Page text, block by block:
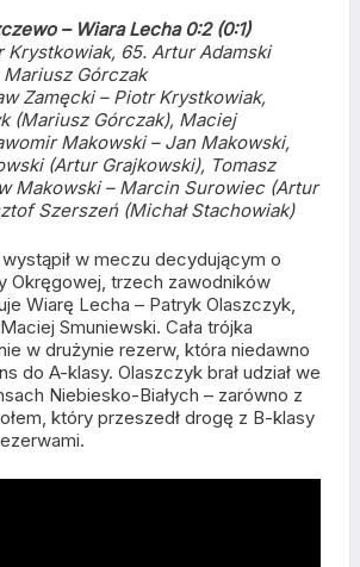
– Wiara Lecha 0:2 (0:1)
65. Artur Adamski
Górczak
Zamęcki – Piotr Krystkowiak,
(Mariusz Górczak), Maciej
Makowski – Jan Makowski,
(Artur Grajkowski), Tomasz
Makowski – Marcin Surowiec (Artur
Szerszeń (Michał Stachowiak)
w meczu decydującym o
Okręgowej, trzech zawodników
Wiarę Lecha – Patryk Olaszczyk,
Smuniewski. Cała trójka
w drużynie rezerw, która niedawno
do A-klasy. Olaszczyk brał udział we
Niebiesko-Białych – zarówno z
który przeszedł drogę z B-klasy